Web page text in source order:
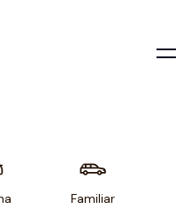
Familiar